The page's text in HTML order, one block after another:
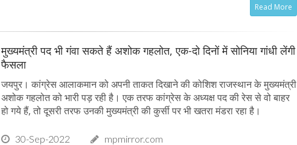
Read More
मुख्यमंत्री पद भी गंवा सकते हैं अशोक गहलोत, एक-दो दिनों में सोनिया गांधी लेंगी
फैसला
जयपुर। कांग्रेस आलाकमान को अपनी ताकत दिखाने की कोशिश राजस्थान के मुख्यमंत्री
अशोक गहलोत को भारी पड़ रही है। एक तरफ कांग्रेस के अध्यक्ष पद की रेस से वो बाहर
हो गये हैं, तो दूसरी तरफ उनकी मुख्यमंत्री की कुर्सी पर भी खतरा मंडरा रहा है।
30-Sep-2022 mpmirror.com